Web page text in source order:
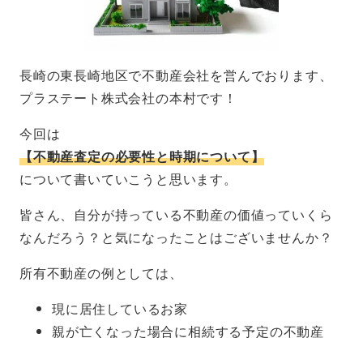
長崎の東長崎地区で不動産会社を営んでおります、
プラステート株式会社の本村です！
今回は
【不動産査定の必要性と時期について】
について書いていこうと思います。
皆さん、自分が持っている不動産の価値っていくら
なんだろう？と気になったことはございませんか？
所有不動産の例としては、
現に居住しているお家
親が亡くなった場合に相続する予定の不動産